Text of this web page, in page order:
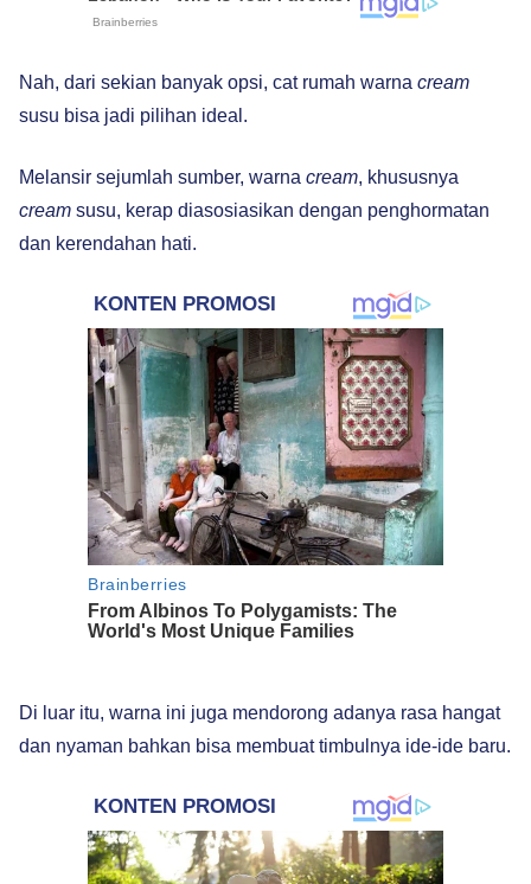
Nah, dari sekian banyak opsi, cat rumah warna cream
susu bisa jadi pilihan ideal.
Melansir sejumlah sumber, warna cream, khususnya
cream susu, kerap diasosiasikan dengan penghormatan
dan kerendahan hati.
Di luar itu, warna ini juga mendorong adanya rasa hangat
dan nyaman bahkan bisa membuat timbulnya ide-ide baru.